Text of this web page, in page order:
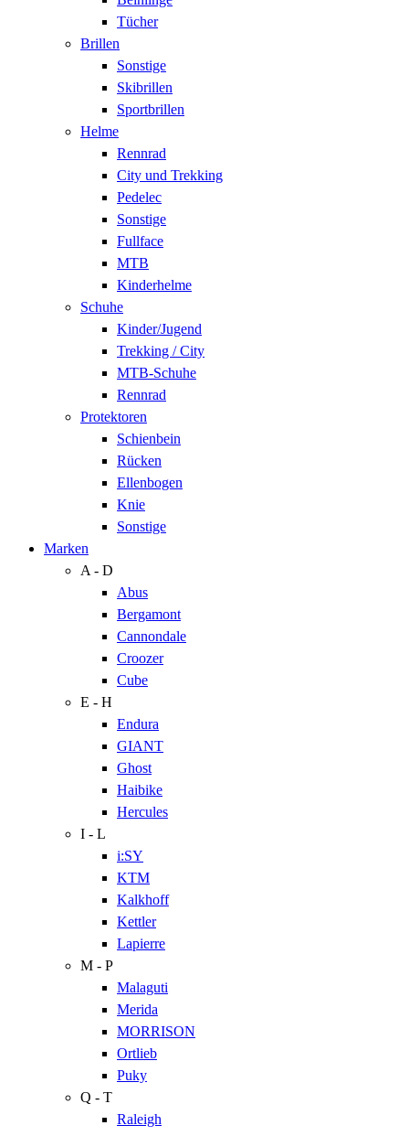
Tücher
Brillen
Sonstige
Skibrillen
Sportbrillen
Helme
Rennrad
City und Trekking
Pedelec
Sonstige
Fullface
MTB
Kinderhelme
Schuhe
Kinder/Jugend
Trekking / City
MTB-Schuhe
Rennrad
Protektoren
Schienbein
Rücken
Ellenbogen
Knie
Sonstige
Marken
A - D
Abus
Bergamont
Cannondale
Croozer
Cube
E - H
Endura
GIANT
Ghost
Haibike
Hercules
I - L
i:SY
KTM
Kalkhoff
Kettler
Lapierre
M - P
Malaguti
Merida
MORRISON
Ortlieb
Puky
Q - T
Raleigh